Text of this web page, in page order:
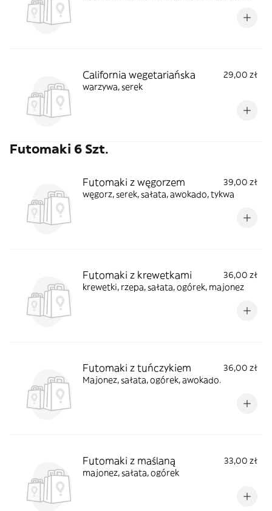
California wegetariańska
29,00 zł
warzywa, serek
Futomaki 6 Szt.
Futomaki z węgorzem
39,00 zł
węgorz, serek, sałata, awokado, tykwa
Futomaki z krewetkami
36,00 zł
krewetki, rzepa, sałata, ogórek, majonez
Futomaki z tuńczykiem
36,00 zł
Majonez, sałata, ogórek, awokado.
Futomaki z maślaną
33,00 zł
majonez, sałata, ogórek